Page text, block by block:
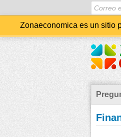
Zonaeconomica es un sitio